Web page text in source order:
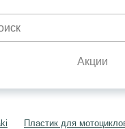
Акции
Пластик для